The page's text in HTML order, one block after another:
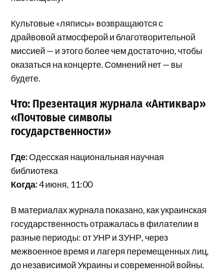
Культовые «ляписы» возвращаются с
драйвовой атмосферой и благотворительной
миссией — и этого более чем достаточно, чтобы
оказаться на концерте. Сомнений нет — вы
будете.
Что: Презентация журнала «Антиквар»
«Почтовые символы
государственности»
Где:Одесская национальная научная
библиотека
Когда:4 июня, 11:00
В материалах журнала показано, как украинская
государственность отражалась в филателии в
разные периоды: от УНР и ЗУНР, через
межвоенное время и лагеря перемещенных лиц,
до независимой Украины и современной войны.